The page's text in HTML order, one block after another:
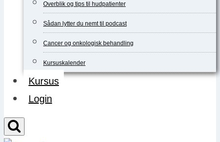
Overblik og tips til hudpatienter
Sådan lytter du nemt til podcast
Cancer og onkologisk behandling
Kursuskalender
Kursus
Login